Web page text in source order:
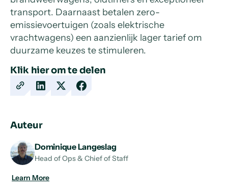
Klik hier om te delen
CopyShareShareShare
Auteur
Dominique Langeslag
Head of Ops & Chief of Staff
Learn More
transport. Daarnaast betalen zero-
emissievoertuigen (zoals elektrische
vrachtwagens) een aanzienlijk lager tarief om
duurzame keuzes te stimuleren.